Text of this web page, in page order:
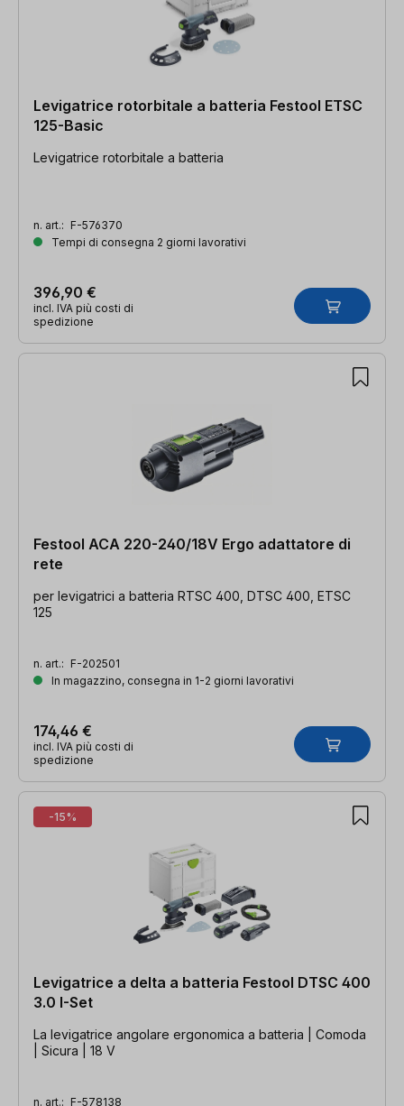
Levigatrice rotorbitale a batteria Festool ETSC
125-Basic
Levigatrice rotorbitale a batteria
n. art.: F-576370
Tempi di consegna 2 giorni lavorativi
396,90 €
incl. IVA più costi di
spedizione
Festool ACA 220-240/18V Ergo adattatore di
rete
per levigatrici a batteria RTSC 400, DTSC 400, ETSC
125
n. art.: F-202501
In magazzino, consegna in 1-2 giorni lavorativi
174,46 €
incl. IVA più costi di
spedizione
-15%
Levigatrice a delta a batteria Festool DTSC 400
3.0 I-Set
La levigatrice angolare ergonomica a batteria | Comoda
| Sicura | 18 V
n. art.: F-578138